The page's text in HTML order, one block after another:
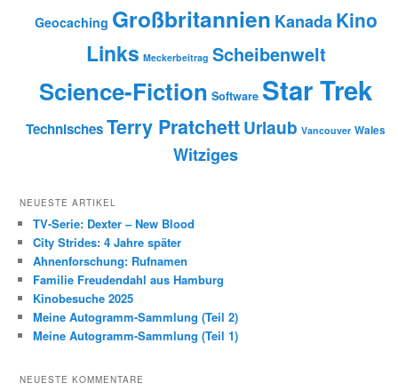
Geocaching Großbritannien Kanada Kino
Links Meckerbeitrag Scheibenwelt
Science-Fiction Software Star Trek
TechnischesTerry PratchettUrlaub Vancouver Wales
Witziges
NEUESTE ARTIKEL
TV-Serie: Dexter – New Blood
City Strides: 4 Jahre später
Ahnenforschung: Rufnamen
Familie Freudendahl aus Hamburg
Kinobesuche 2025
Meine Autogramm-Sammlung (Teil 2)
Meine Autogramm-Sammlung (Teil 1)
NEUESTE KOMMENTARE